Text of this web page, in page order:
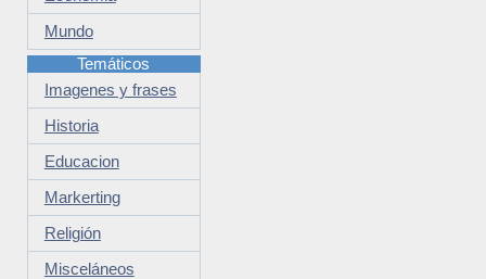
Mundo
Temáticos
Imagenes y frases
Historia
Educacion
Markerting
Religión
Misceláneos